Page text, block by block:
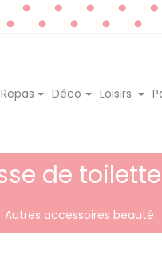
Repas Déco Loisirs
de
Autres accessoires beauté